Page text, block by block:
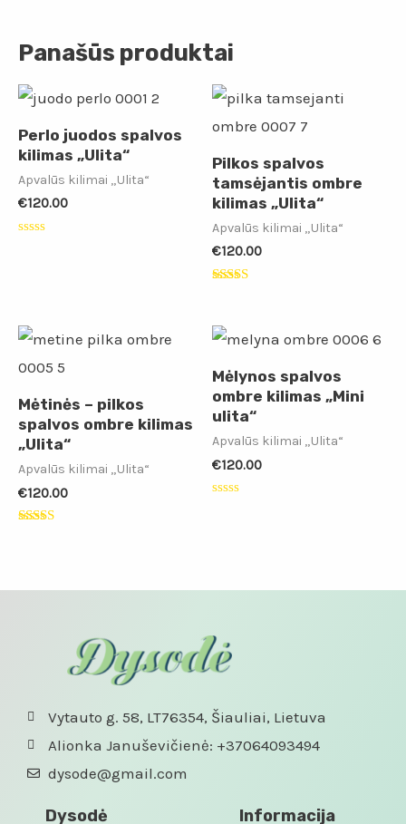
Panašūs produktai
Perlo juodos spalvos
kilimas „Ulita“
Apvalūs kilimai „Ulita“
€120.00
Pilkos spalvos
tamsėjantis ombre
kilimas „Ulita“
Apvalūs kilimai „Ulita“
€120.00
Mėtinės – pilkos
spalvos ombre kilimas
„Ulita“
Apvalūs kilimai „Ulita“
€120.00
Mėlynos spalvos
ombre kilimas „Mini
ulita“
Apvalūs kilimai „Ulita“
€120.00
Vytauto g. 58, LT76354, Šiauliai, Lietuva
Alionka Januševičienė: +37064093494
dysode@gmail.com
Dysodė Informacija